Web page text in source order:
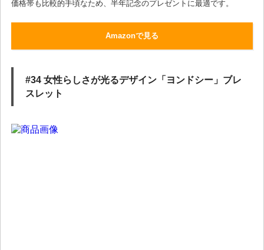
価格帯も比較的手頃なため、半年記念のプレゼントに最適です。
Amazonで見る
#34 女性らしさが光るデザイン「ヨンドシー」ブレ
スレット